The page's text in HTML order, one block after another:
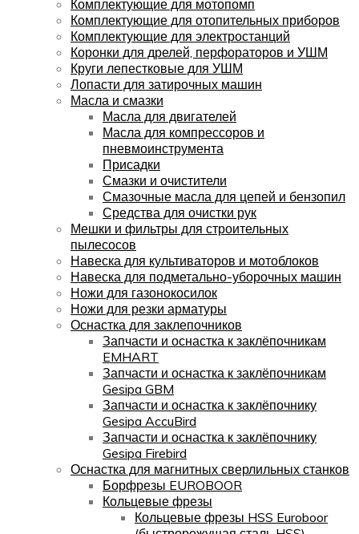
Комплектующие для мотопомп
Комплектующие для отопительных приборов
Комплектующие для электростанций
Коронки для дрелей, перфораторов и УШМ
Круги лепестковые для УШМ
Лопасти для затирочных машин
Масла и смазки
Масла для двигателей
Масла для компрессоров и
пневмоинструмента
Присадки
Смазки и очистители
Смазочные масла для цепей и бензопил
Средства для очистки рук
Мешки и фильтры для строительных
пылесосов
Навеска для культиваторов и мотоблоков
Навеска для подметально-уборочных машин
Ножи для газонокосилок
Ножи для резки арматуры
Оснастка для заклепочников
Запчасти и оснастка к заклёпочникам
EMHART
Запчасти и оснастка к заклёпочникам
Gesipa GBM
Запчасти и оснастка к заклёпочнику
Gesipa AccuBird
Запчасти и оснастка к заклёпочнику
Gesipa Firebird
Оснастка для магнитных сверлильных станков
Борфрезы EUROBOOR
Кольцевые фрезы
Кольцевые фрезы HSS Euroboor